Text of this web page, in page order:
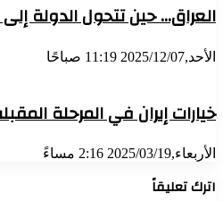
العراق… حين تتحول الدولة
الأحد,2025/12/07 11:19 صباحًا
خيارات إيران في المرحلة
الأربعاء,2025/03/19 2:16 مساءً
اترك تعليقاً